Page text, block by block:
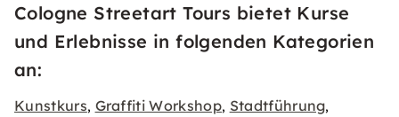
Cologne Streetart Tours bietet Kurse
und Erlebnisse in folgenden Kategorien
an:
Kunstkurs, Graffiti Workshop, Stadtführung,